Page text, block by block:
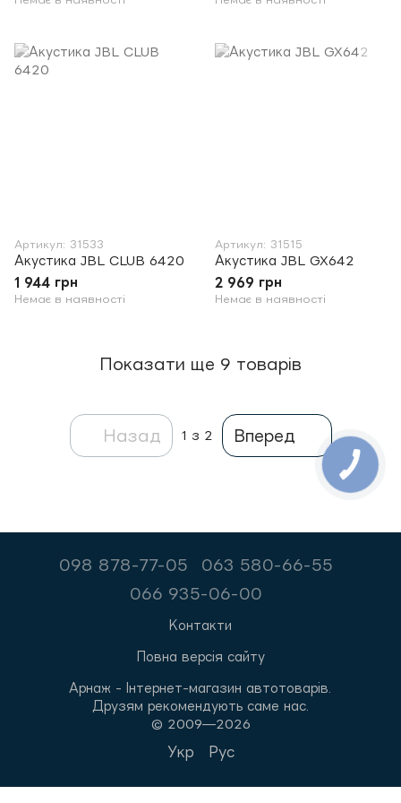
Артикул: 31533
Акустика JBL CLUB 6420
1 944 грн
Немає в наявності
Артикул: 31515
Акустика JBL GX642
2 969 грн
Немає в наявності
Показати ще 9 товарів
Назад 1 з 2 Вперед
098 878-77-05
063 580-66-55
066 935-06-00
Контакти
Повна версія сайту
Арнаж - Інтернет-магазин автотоварів.
Друзям рекомендують саме нас.
© 2009—2026
Укр Рус